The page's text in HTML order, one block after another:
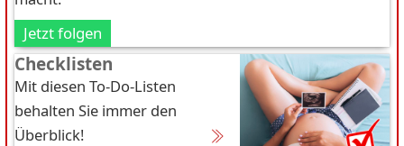
Jetzt folgen
Checklisten
Mit diesen To-Do-Listen
behalten Sie immer den
Überblick!